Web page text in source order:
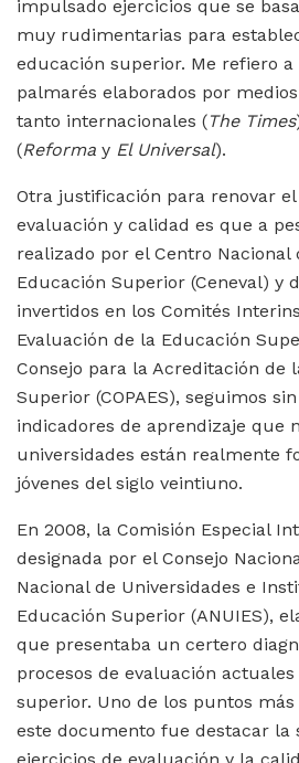
impulsado ejercicios que se
muy rudimentarias para
educación superior. Me refiero a
palmarés elaborados por
tanto internacionales (The Times
(Reforma y El Universal).
Otra justificación para renovar
evaluación y calidad es que a
realizado por el Centro Nacional
Educación Superior (Ceneval) y
invertidos en los Comités
Evaluación de la Educación
Consejo para la Acreditación de
Superior (COPAES), seguimos
indicadores de aprendizaje que
universidades están realmente
jóvenes del siglo veintiuno.
En 2008, la Comisión Especial
designada por el Consejo
Nacional de Universidades e
Educación Superior (ANUIES),
que presentaba un certero
procesos de evaluación
superior. Uno de los puntos
este documento fue destacar la